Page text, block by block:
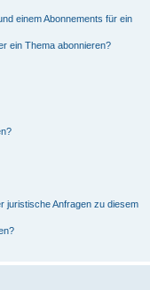
einem Abonnements für ein
ein Thema abonnieren?
juristische Anfragen zu diesem